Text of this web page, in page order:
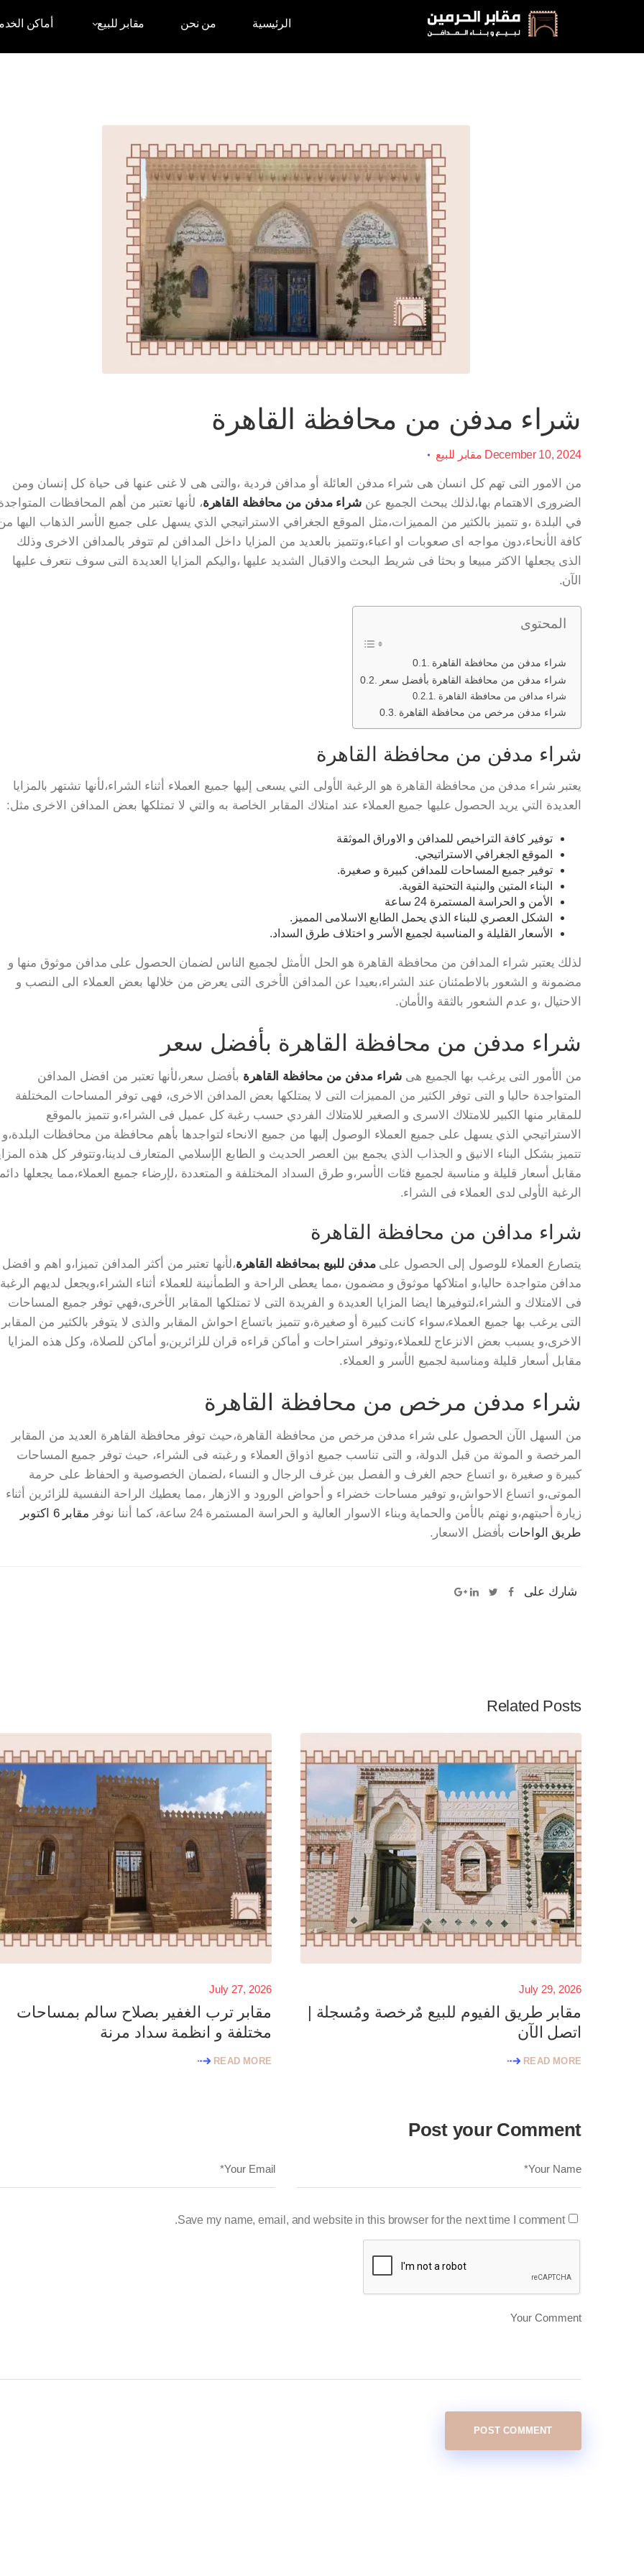
الرئيسية من نحن مقابر للبيع أماكن
شراء مدفن من محافظة القاهرة
December 10, 2024 مقابر للبيع
من الامور التى تهم كل انسان هى شراء مدفن العائلة أو مدافن فردية ،والتى هى لا غنى عنها فى حياة كل إنسان ومن
الضرورى الاهتمام بها،لذلك يبحث الجميع عن شراء مدفن من محافظة القاهرة، لأنها تعتبر من أهم المحافظات
في البلدة ،و تتميز بالكثير من المميزات،مثل الموقع الجغرافي الاستراتيجي الذي يسهل على جميع الأسر الذهاب اليها
كافة الأنحاء،دون مواجه اى صعوبات او اعباء،وتتميز بالعديد من المزايا داخل المدافن لم تتوفر بالمدافن الاخرى وذلك
الذى يجعلها الاكثر مبيعا و بحثا فى شريط البحث والاقبال الشديد عليها ،واليكم المزايا العديدة التى سوف نتعرف عليها
الآن.
المحتوى
شراء مدفن من محافظة القاهرة
شراء مدفن من محافظة القاهرة بأفضل سعر
شراء مدافن من محافظة القاهرة
شراء مدفن مرخص من محافظة القاهرة
شراء مدفن من محافظة القاهرة
يعتبر شراء مدفن من محافظة القاهرة هو الرغبة الأولى التي يسعى إليها جميع العملاء أثناء الشراء،لأنها تشتهر بالمزايا
العديدة التي يريد الحصول عليها جميع العملاء عند امتلاك المقابر الخاصة به والتي لا تمتلكها بعض المدافن الاخرى مثل:
توفير كافة التراخيص للمدافن و الاوراق الموثقة
الموقع الجغرافي الاستراتيجي.
توفير جميع المساحات للمدافن كبيرة و صغيرة.
البناء المتين والبنية التحتية القوية.
الأمن و الحراسة المستمرة 24 ساعة
الشكل العصري للبناء الذي يحمل الطابع الاسلامى المميز.
الأسعار القليلة و المناسبة لجميع الأسر و اختلاف طرق السداد.
لذلك يعتبر شراء المدافن من محافظة القاهرة هو الحل الأمثل لجميع الناس لضمان الحصول على مدافن موثوق منها و
مضمونة و الشعور بالاطمئنان عند الشراء،بعيدا عن المدافن الأخرى التى يعرض من خلالها بعض العملاء الى النصب و
الاحتيال ،و عدم الشعور بالثقة والأمان.
شراء مدفن من محافظة القاهرة بأفضل سعر
من الأمور التى يرغب بها الجميع هى شراء مدفن من محافظة القاهرة بأفضل سعر،لأنها تعتبر من افضل المدافن
المتواجدة حاليا و التى توفر الكثير من المميزات التى لا يمتلكها بعض المدافن الاخرى، فهى توفر المساحات المختلفة
للمقابر منها الكبير للامتلاك الاسرى و الصغير للامتلاك الفردي حسب رغبة كل عميل فى الشراء،و تتميز بالموقع
الاستراتيجي الذي يسهل على جميع العملاء الوصول إليها من جميع الانحاء لتواجدها بأهم محافظة من محافظات البلدة،و
تتميز بشكل البناء الانيق و الجذاب الذي يجمع بين العصر الحديث و الطابع الإسلامي المتعارف لدينا،وتتوفر كل هذه
مقابل أسعار قليلة و مناسبة لجميع فئات الأسر،و طرق السداد المختلفة و المتعددة ،لإرضاء جميع العملاء،مما يجعلها
الرغبة الأولى لدى العملاء فى الشراء.
شراء مدافن من محافظة القاهرة
يتصارع العملاء للوصول إلى الحصول علىمدفن للبيع بمحافظة القاهرة،لأنها تعتبر من أكثر المدافن تميزا،و اهم و افضل
مدافن متواجدة حاليا،و امتلاكها موثوق و مضمون ،مما يعطى الراحة و الطمأنينة للعملاء أثناء الشراء،ويجعل لديهم الرغبة
فى الامتلاك و الشراء،لتوفيرها ايضا المزايا العديدة و الفريدة التى لا تمتلكها المقابر الأخرى،فهي توفر جميع المساحات
التى يرغب بها جميع العملاء،سواء كانت كبيرة أو صغيرة،و تتميز باتساع احواش المقابر والذى لا يتوفر بالكثير من المقابر
الاخرى،و يسبب بعض الانزعاج للعملاء،وتوفر استراحات و أماكن قراءه قران للزائرين،و أماكن للصلاة، وكل هذه المزايا
مقابل أسعار قليلة ومناسبة لجميع الأسر و العملاء.
شراء مدفن مرخص من محافظة القاهرة
من السهل الآن الحصول على شراء مدفن مرخص من محافظة القاهرة،حيث توفر محافظة القاهرة العديد من المقابر
المرخصة و الموثة من قبل الدولة، و التى تناسب جميع اذواق العملاء و رغبته فى الشراء، حيث توفر جميع المساحات
كبيرة و صغيرة ،و اتساع حجم الغرف و الفصل بين غرف الرجال و النساء ،لضمان الخصوصية و الحفاظ على حرمة
الموتى،و اتساع الاحواش،و توفير مساحات خضراء و أحواض الورود و الازهار ،مما يعطيك الراحة النفسية للزائرين أثناء
زيارة أحبتهم،و نهتم بالأمن والحماية وبناء الاسوار العالية و الحراسة المستمرة 24 ساعة، كما أننا نوفر
مقابر 6 اكتوبر
طريق الواحات بأفضل الاسعار.
شارك على
Related Posts
July 29, 2026
مقابر طريق الفيوم للبيع مٌرخصة ومُسجلة |
اتصل الآن
READ MORE
July 27, 2026
مقابر ترب الغفير بصلاح سالم بمساحات
مختلفة و انظمة سداد مرنة
READ MORE
Post your Comment
Save my name, email, and website in this browser for the next time I comment.